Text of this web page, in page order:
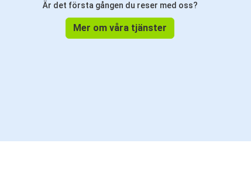
Är det första gången du reser med oss?
Mer om våra tjänster